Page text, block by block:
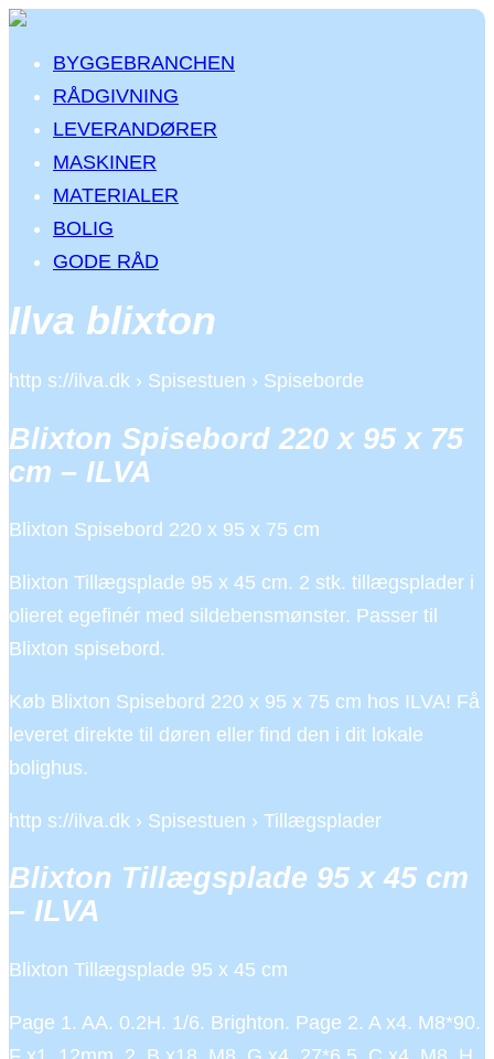
BYGGEBRANCHEN
RÅDGIVNING
LEVERANDØRER
MASKINER
MATERIALER
BOLIG
GODE RÅD
Ilva blixton
http s://ilva.dk › Spisestuen › Spiseborde
Blixton Spisebord 220 x 95 x 75
cm – ILVA
Blixton Spisebord 220 x 95 x 75 cm
Blixton Tillægsplade 95 x 45 cm. 2 stk. tillægsplader i
olieret egefinér med sildebensmønster. Passer til
Blixton spisebord.
Køb Blixton Spisebord 220 x 95 x 75 cm hos ILVA! Få
leveret direkte til døren eller find den i dit lokale
bolighus.
http s://ilva.dk › Spisestuen › Tillægsplader
Blixton Tillægsplade 95 x 45 cm
– ILVA
Blixton Tillægsplade 95 x 45 cm
Page 1. AA. 0.2H. 1/6. Brighton. Page 2. A x4. M8*90.